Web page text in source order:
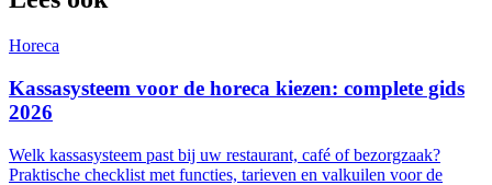
Horeca
Kassasysteem voor de horeca kiezen: complete gids
2026
Welk kassasysteem past bij uw restaurant, café of bezorgzaak?
Praktische checklist met functies, tarieven en valkuilen voor de